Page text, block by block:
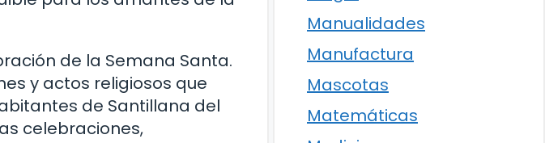
de la Semana Santa.
y actos religiosos que
de Santillana del
celebraciones,
Manualidades
Manufactura
Mascotas
Matemáticas